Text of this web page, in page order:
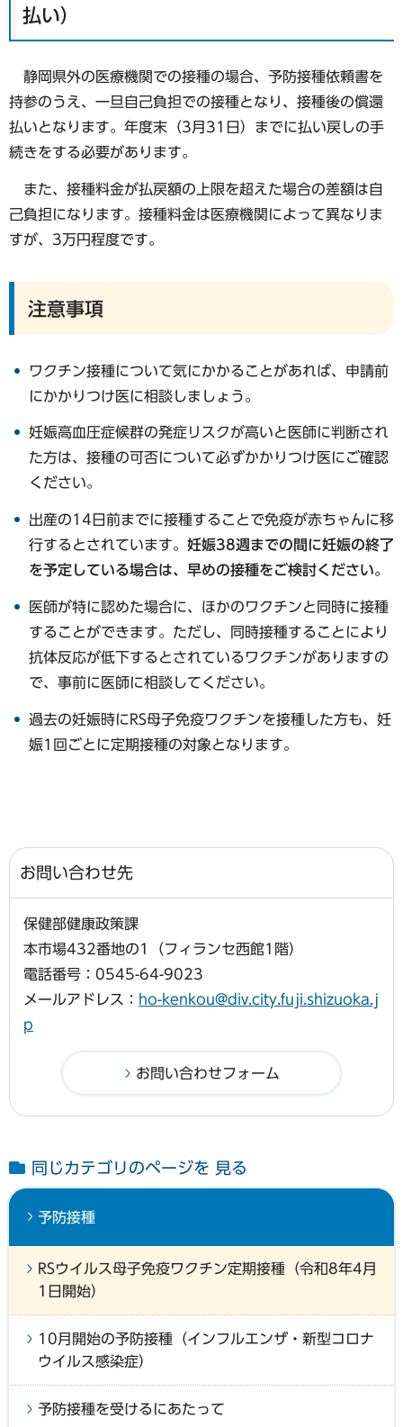
払い）
静岡県外の医療機関での接種の場合、予防接種依頼書を
持参のうえ、一旦自己負担での接種となり、接種後の償還
払いとなります。年度末（3月31日）までに払い戻しの手
続きをする必要があります。
また、接種料金が払戻額の上限を超えた場合の差額は自
己負担になります。接種料金は医療機関によって異なりま
すが、3万円程度です。
注意事項
ワクチン接種について気にかかることがあれば、申請前
にかかりつけ医に相談しましょう。
妊娠高血圧症候群の発症リスクが高いと医師に判断され
た方は、接種の可否について必ずかかりつけ医にご確認
ください。
出産の14日前までに接種することで免疫が赤ちゃんに移
行するとされています。 妊娠38週までの間に妊娠の終了
を予定している場合は、早めの接種をご検討ください。
医師が特に認めた場合に、ほかのワクチンと同時に接種
することができます。ただし、同時接種することにより
抗体反応が低下するとされているワクチンがありますの
で、事前に医師に相談してください。
過去の妊娠時にRS母子免疫ワクチンを接種した方も、妊
娠1回ごとに定期接種の対象となります。
お問い合わせ先
保健部健康政策課
本市場432番地の1（フィランセ西館1階）
電話番号：0545-64-9023
メールアドレス： ho-kenkou@div.city.fuji.shizuoka.j
p
同じカテゴリのページを 見る
予防接種
RSウイルス母子免疫ワクチン定期接種（令和8年4月
1日開始）
10月開始の予防接種（インフルエンザ・新型コロナ
ウイルス感染症）
予防接種を受けるにあたって